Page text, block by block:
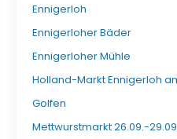
Ennigerloh
Ennigerloher Bäder
Ennigerloher Mühle
Holland-Markt Ennigerloh
Golfen
Mettwurstmarkt 26.09.-